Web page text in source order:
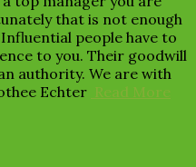
that is not enough
people have to
to you. Their goodwill
authority. We are with
Echter Read More